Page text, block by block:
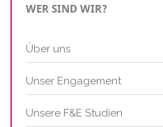
WER SIND WIR?
Über uns
Unser Engagement
Unsere F&E Studien